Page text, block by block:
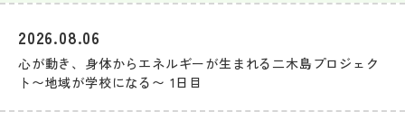
2026.08.06
心が動き、身体からエネルギーが生まれる二木島プロジェク
ト〜地域が学校になる〜 1日目